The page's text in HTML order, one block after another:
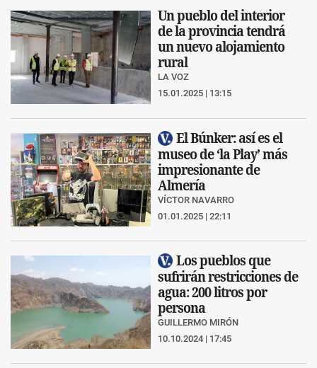
Un pueblo del interior
de la provincia tendrá
un nuevo alojamiento
rural
LA VOZ
15.01.2025 | 13:15
El Búnker: así es el
museo de ‘la Play’ más
impresionante de
Almería
VÍCTOR NAVARRO
01.01.2025 | 22:11
Los pueblos que
sufrirán restricciones de
agua: 200 litros por
persona
GUILLERMO MIRÓN
10.10.2024 | 17:45